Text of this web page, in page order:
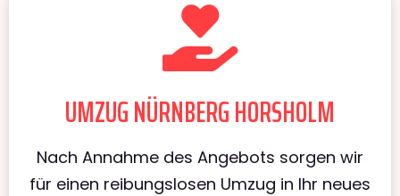
UMZUG NÜRNBERG HORSHOLM
Nach Annahme des Angebots sorgen wir
für einen reibungslosen Umzug in Ihr neues